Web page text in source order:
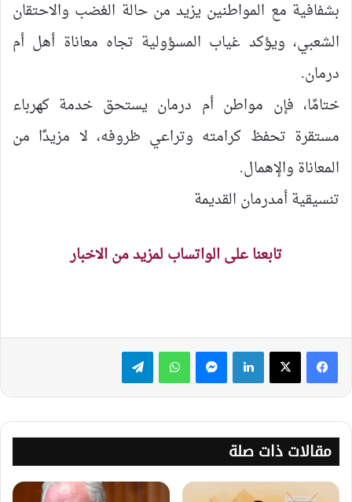
بشفافية مع المواطنين يزيد من حالة الغضب والاحتقان
الشعبي، ويؤكد غياب المسؤولية تجاه معاناة أهل أم
درمان.
ختامًا، فإن مواطن أم درمان يستحق خدمة كهرباء
مستقرة تحفظ كرامته وتراعي ظروفه، لا مزيدًا من
المعاناة والإهمال.
تنسيقية أمدرمان القديمة
تابعنا على الواتساب لمزيد من الاخبار
لينكدإن ماسنجر واتساب تيلقرام
مقالات ذات صلة